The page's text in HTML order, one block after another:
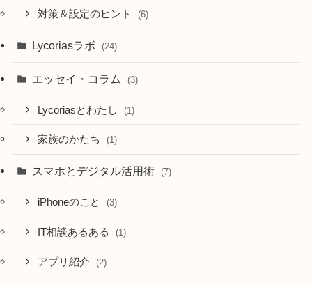
対策＆設定のヒント (6)
Lycoriasラボ (24)
エッセイ・コラム (3)
Lycoriasとわたし (1)
家族のかたち (1)
スマホとデジタル活用術 (7)
iPhoneのこと (3)
IT相談あるある (1)
アプリ紹介 (2)